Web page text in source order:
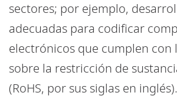
sectores; por ejemplo,
adecuadas para codificar
electrónicos que cumplen con
sobre la restricción de
(RoHS, por sus siglas en inglés).